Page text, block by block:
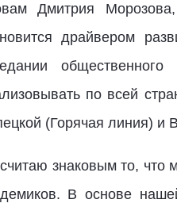
Дмитрия
драйвером
по всей
(Горячая линия) и
знаковым то, что
В основе